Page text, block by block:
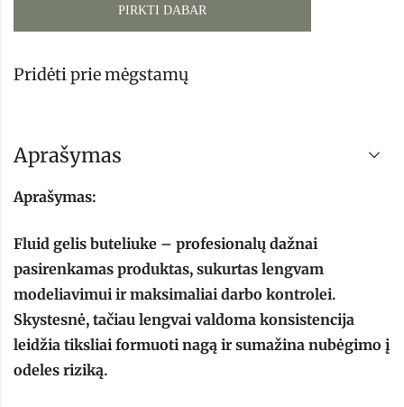
PIRKTI DABAR
Pridėti prie mėgstamų
Aprašymas
Aprašymas:
Fluid gelis buteliuke – profesionalų dažnai
pasirenkamas produktas, sukurtas lengvam
modeliavimui ir maksimaliai darbo kontrolei.
Skystesnė, tačiau lengvai valdoma konsistencija
leidžia tiksliai formuoti nagą ir sumažina nubėgimo į
odeles riziką.